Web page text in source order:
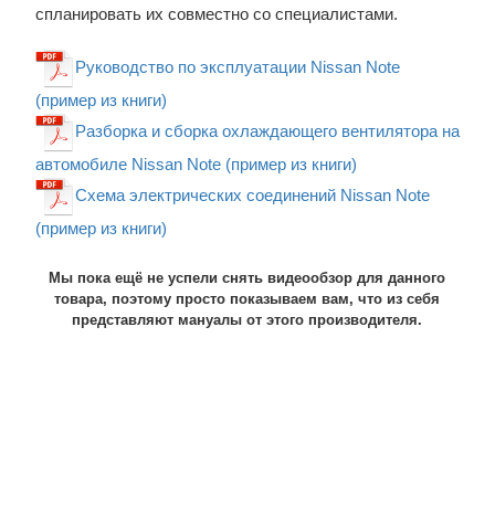
спланировать их совместно со специалистами.
Руководство по эксплуатации Nissan Note
(пример из книги)
Разборка и сборка охлаждающего вентилятора на
автомобиле Nissan Note (пример из книги)
Схема электрических соединений Nissan Note
(пример из книги)
Мы пока ещё не успели снять видеообзор для данного
товара, поэтому просто показываем вам, что из себя
представляют мануалы от этого производителя.